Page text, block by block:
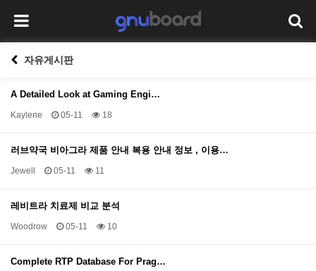
자유게시판
A Detailed Look at Gaming Engi…
Kaylene 05-11 18
러브약국 비아그라 제품 안내 복용 안내 정보 , 이용…
Jewell 05-11 11
레비트라 치료제 비교 분석
Woodrow 05-11 10
Complete RTP Database For Prag…